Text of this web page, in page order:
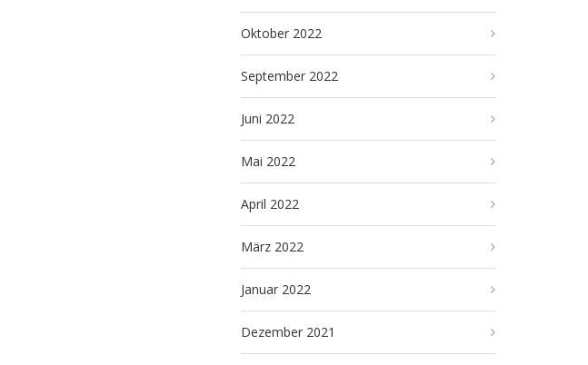
Oktober 2022
September 2022
Juni 2022
Mai 2022
April 2022
März 2022
Januar 2022
Dezember 2021